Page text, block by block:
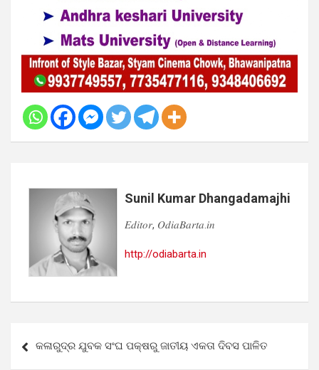
Sunil Kumar Dhangadamajhi
𝐸𝑑𝑖𝑡𝑜𝑟, 𝑂𝑑𝑖𝑎𝐵𝑎𝑟𝑡𝑎.𝑖𝑛
http://odiabarta.in
navigation
କଳାରୁଦ୍ର ଯୁବକ ସଂଘ ପକ୍ଷରୁ ଜାତୀୟ ଏକତା ଦିବସ ପାଳିତ